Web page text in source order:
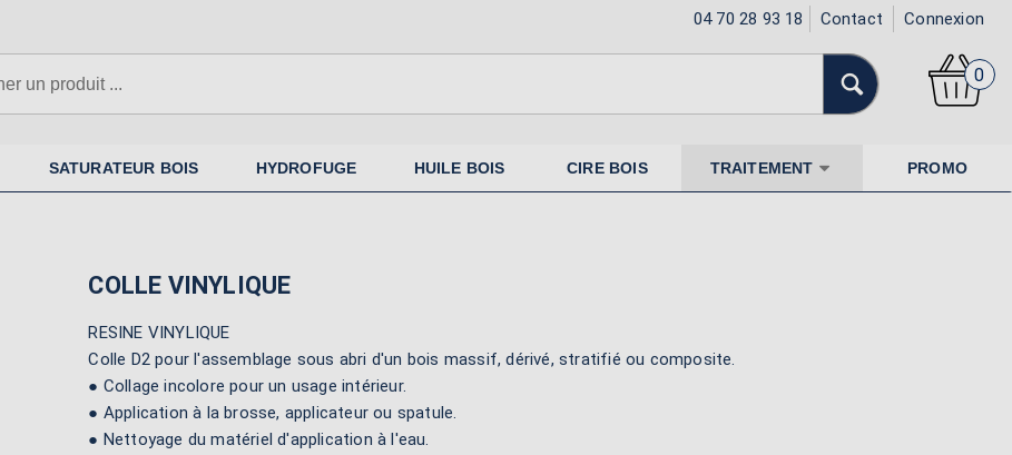
04 70 28 93 18 Contact Connexion
0
SATURATEUR BOIS HYDROFUGE HUILE BOIS CIRE BOIS TRAITEMENT PROMO
COLLE VINYLIQUE
RESINE VINYLIQUE
Colle D2 pour l'assemblage sous abri d'un bois massif, dérivé, stratifié ou composite.
● Collage incolore pour un usage intérieur.
● Application à la brosse, applicateur ou spatule.
● Nettoyage du matériel d'application à l'eau.
nécessaire